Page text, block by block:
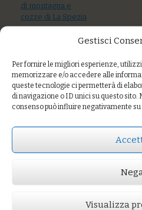
Gestisci
Per fornire le migliori esperienze,
memorizzare e/o accedere alle
queste tecnologie ci permetterà di
di navigazione o ID unici su questo
consenso può influire negativamente
Nega
Visualizza
di montagna e
cozze di La Spezia
Tagliatelle di grani
palamita
Avena al pesto
trapanese
(pomodoro,
mandorle) e filetti